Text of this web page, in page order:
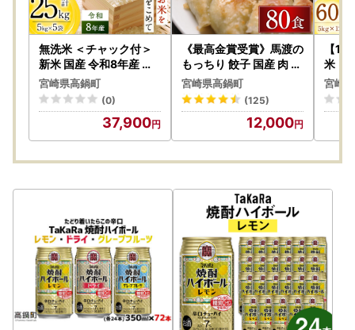
ン上で完結します。
【ワンストップ特例申請書の送付について】
当町では、SDGsの観点から紙資源を削減し、オンライン申
請を推進しております。
そのため、令和8年6月5日から寄付金受領証（圧着はがき）
のみの発送となります。
なお、ワンストップ申請につきましては、寄付金受領証内の
無洗米 ＜チャック付＞
新米 国産 令和8年産 ヒ
ノヒカリ 宮崎県産（5k
g×5）｜ 無洗
宮崎県高鍋町
(0)
37,900
《最高金賞受賞》馬渡の
もっちり 餃子 国産 肉 小
分け 惣菜 人気 80個(40
個×2パック) JAPAN餃
子大賞2026
宮崎県高鍋町
(125)
12,000
【
米 ＜
国産
カリ
回）
宮崎